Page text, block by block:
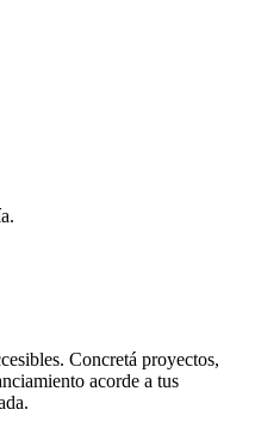
Concretá proyectos,
acorde a tus